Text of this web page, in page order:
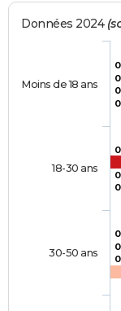
Données 2024
0
0
0
0
0
0
0
0
0
0
Moins de 18 ans
18-30 ans
30-50 ans